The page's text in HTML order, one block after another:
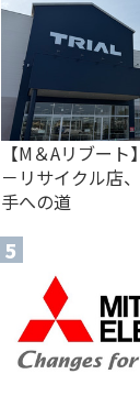
【M＆Aリブー
－リサイクル店
手への道